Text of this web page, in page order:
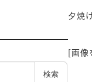
夕焼
[画像
検索